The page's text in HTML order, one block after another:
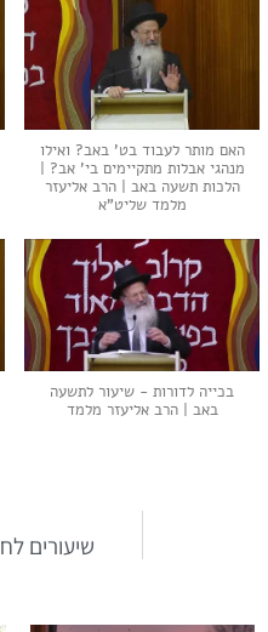
האם מותר לעבוד בט' באב? ואילו
מנהגי אבלות מתקיימים בי' אב? |
הלכות תשעה באב | הרב אליעזר
מלמד שליט"א
בכייה לדורות - שיעור לתשעה
באב | הרב אליעזר מלמד
שיעורים